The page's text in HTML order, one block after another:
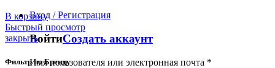
Вход / Регистрация
ВойтиСоздать аккаунт
Имя пользователя или электронная почта *
В корзину
Быстрый просмотр
закрыть
Фильтр по Бренду